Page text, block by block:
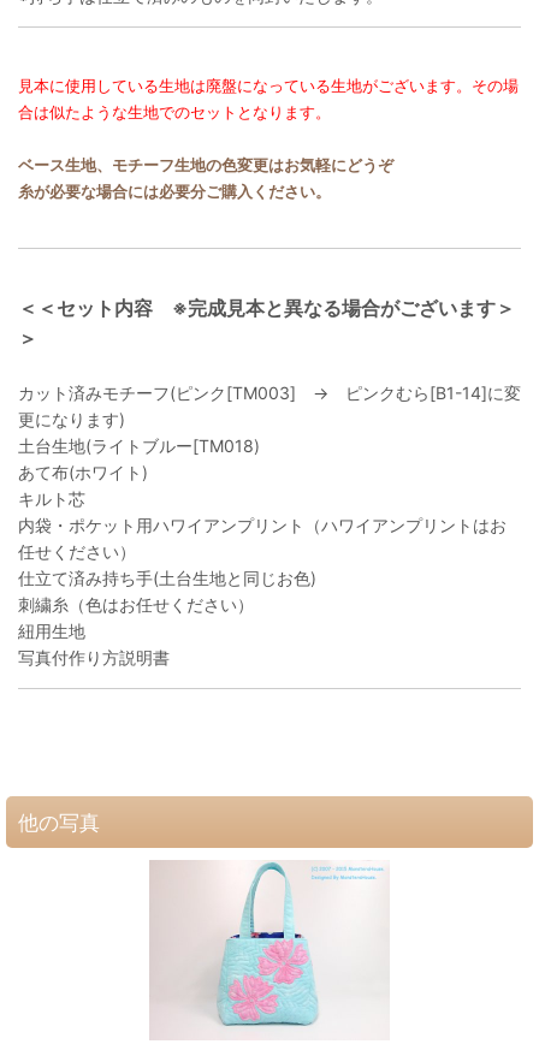
見本に使用している生地は廃盤になっている生地がございます。その場
合は似たような生地でのセットとなります。
ベース生地、モチーフ生地の色変更はお気軽にどうぞ
糸が必要な場合には必要分ご購入ください。
＜＜セット内容 ※完成見本と異なる場合がございます＞
＞
カット済みモチーフ(ピンク[TM003] → ピンクむら[B1-14]に変
更になります)
土台生地(ライトブルー[TM018)
あて布(ホワイト)
キルト芯
内袋・ポケット用ハワイアンプリント（ハワイアンプリントはお
任せください）
仕立て済み持ち手(土台生地と同じお色)
刺繍糸（色はお任せください）
紐用生地
写真付作り方説明書
他の写真